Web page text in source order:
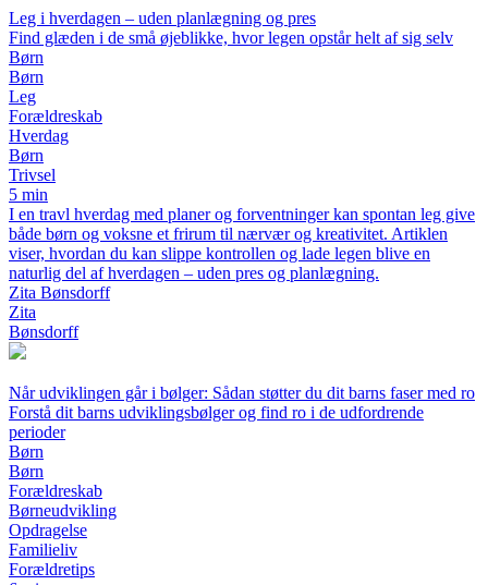
Leg i hverdagen – uden planlægning og pres
Find glæden i de små øjeblikke, hvor legen opstår helt af sig selv
Børn
Børn
Leg
Forældreskab
Hverdag
Børn
Trivsel
5 min
I en travl hverdag med planer og forventninger kan spontan leg give
både børn og voksne et frirum til nærvær og kreativitet. Artiklen
viser, hvordan du kan slippe kontrollen og lade legen blive en
naturlig del af hverdagen – uden pres og planlægning.
Zita Bønsdorff
Zita
Bønsdorff
Når udviklingen går i bølger: Sådan støtter du dit barns faser med ro
Forstå dit barns udviklingsbølger og find ro i de udfordrende
perioder
Børn
Børn
Forældreskab
Børneudvikling
Opdragelse
Familieliv
Forældretips